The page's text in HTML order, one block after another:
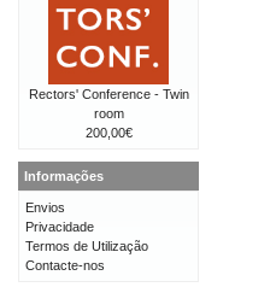
Rectors' Conference - Twin
room
200,00€
Informações
Envios
Privacidade
Termos de Utilização
Contacte-nos